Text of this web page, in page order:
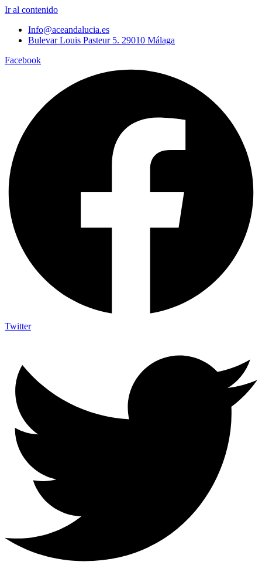
Ir al contenido
Info@aceandalucia.es
Bulevar Louis Pasteur 5. 29010 Málaga
Facebook
Twitter